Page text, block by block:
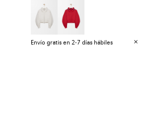
Envío gratis en 2-7 días hábiles